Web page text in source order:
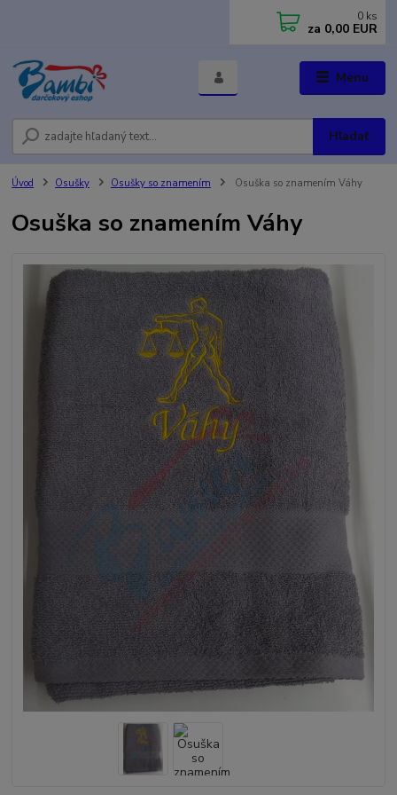
Menu
Hľadať
0 ks
za 0,00 EUR
Úvod Osušky Osušky so znamením Osuška so znamením Váhy
Osuška so znamením Váhy